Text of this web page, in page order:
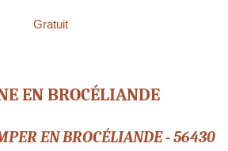
Gratuit
EN BROCÉLIANDE
EN BROCÉLIANDE - 56430